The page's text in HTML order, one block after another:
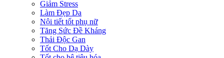
Giảm Stress
Làm Đẹp Da
Nội tiết tốt phụ nữ
Tăng Sức Đề Kháng
Thải Độc Gan
Tốt Cho Dạ Dày